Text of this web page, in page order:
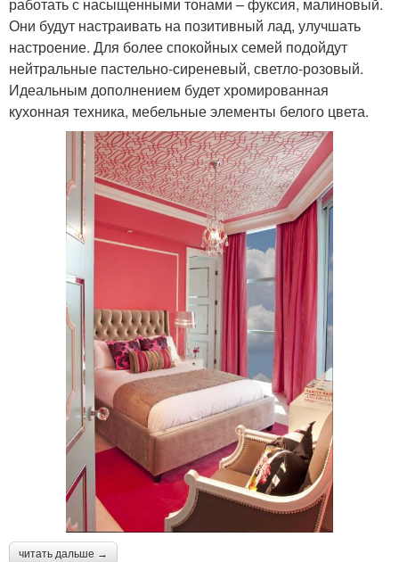
работать с насыщенными тонами – фуксия, малиновый.
Они будут настраивать на позитивный лад, улучшать
настроение. Для более спокойных семей подойдут
нейтральные пастельно-сиреневый, светло-розовый.
Идеальным дополнением будет хромированная
кухонная техника, мебельные элементы белого цвета.
читать дальше →